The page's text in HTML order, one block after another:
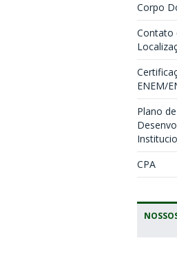
Corpo
Contato
ENEM/
Plano de
CPA